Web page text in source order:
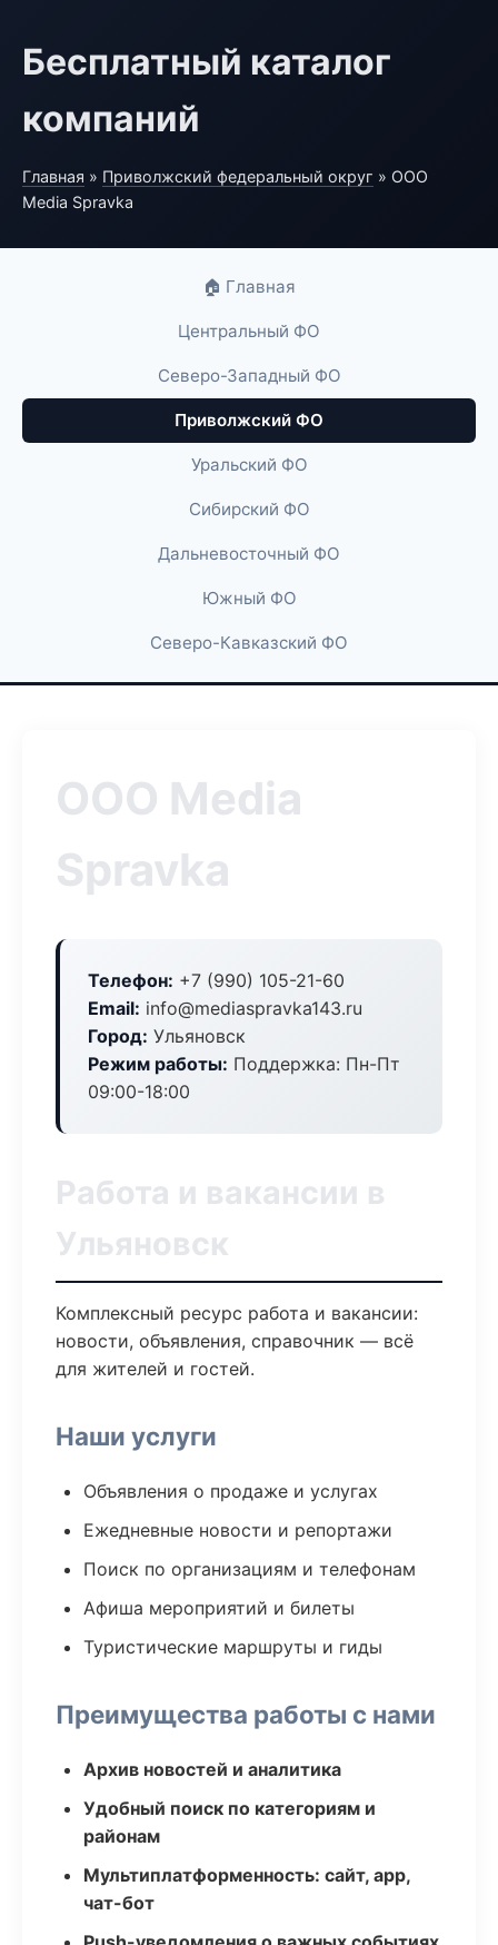
Бесплатный каталог
компаний
Главная » Приволжский федеральный округ » ООО
Media Spravka
🏠 Главная
Центральный ФО
Северо-Западный ФО
Приволжский ФО
Уральский ФО
Сибирский ФО
Дальневосточный ФО
Южный ФО
Северо-Кавказский ФО
ООО Media
Spravka
Телефон: +7 (990) 105-21-60
Email: info@mediaspravka143.ru
Город: Ульяновск
Режим работы: Поддержка: Пн-Пт
09:00-18:00
Работа и вакансии в
Ульяновск
Комплексный ресурс работа и вакансии:
новости, объявления, справочник — всё
для жителей и гостей.
Наши услуги
Объявления о продаже и услугах
Ежедневные новости и репортажи
Поиск по организациям и телефонам
Афиша мероприятий и билеты
Туристические маршруты и гиды
Преимущества работы с нами
Архив новостей и аналитика
Удобный поиск по категориям и
районам
Мультиплатформенность: сайт, app,
чат-бот